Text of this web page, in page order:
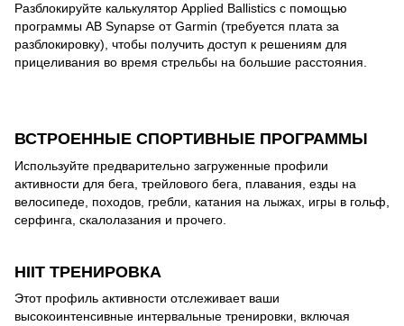
Разблокируйте калькулятор Applied Ballistics с помощью
программы AB Synapse от Garmin (требуется плата за
разблокировку), чтобы получить доступ к решениям для
прицеливания во время стрельбы на большие расстояния.
ВСТРОЕННЫЕ СПОРТИВНЫЕ ПРОГРАММЫ
Используйте предварительно загруженные профили
активности для бега, трейлового бега, плавания, езды на
велосипеде, походов, гребли, катания на лыжах, игры в гольф,
серфинга, скалолазания и прочего.
HIIT ТРЕНИРОВКА
Этот профиль активности отслеживает ваши
высокоинтенсивные интервальные тренировки, включая